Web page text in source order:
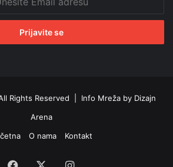
Rights Reserved | Info Mreža by Dizajn
Arena
O nama Kontakt